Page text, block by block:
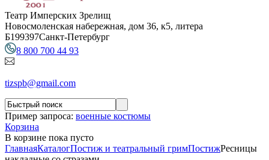
Театр Имперских Зрелищ
Новосмоленская набережная, дом 36, к5, литера
Б199397Санкт-Петербург
8 800 700 44 93
tizspb@gmail.com
Пример запроса: военные костюмы
Корзина
В корзине пока пусто
ГлавнаяКаталогПостиж и театральный гримПостижРесницы